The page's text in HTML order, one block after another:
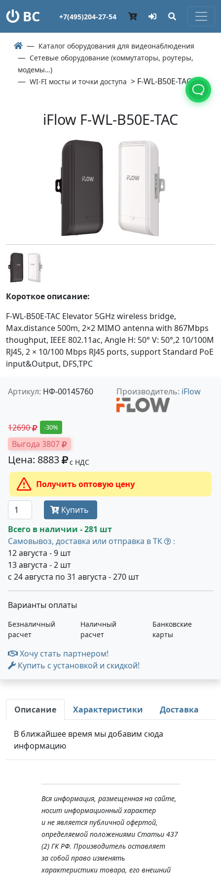
ВС +7(495)204-27-54
Каталог оборудования для видеонаблюдения
Сетевые оборудование (коммутаторы, роутеры,
модемы…)
WI-FI мосты и точки доступа > F-WL-B50E-TAC
iFlow F-WL-B50E-TAC
Короткое описание:
F-WL-B50E-TAC Elevator 5GHz wireless bridge,
Max.distance 500m, 2×2 MIMO antenna with 867Mbps
thoughput, IEEE 802.11ac, Angle H: 50° V: 50°,2 10/100M
RJ45, 2 × 10/100 Mbps RJ45 ports, support Standard PoE
input&Output, DFS,TPC
Артикул: НФ-00145760 Производитель: iFlow
12690 -30%
Выгода 3807
Цена: 8883 с НДС
Получить оптовую цену
Купить
Всего в наличии - 281 шт
Самовывоз, доставка или отправка в ТК
:
12 августа - 9 шт
13 августа - 2 шт
с 24 августа по 31 августа - 270 шт
Варианты оплаты
Безналичный
расчет
Наличный
расчет
Банковские
карты
Хочу стать партнером!
Купить с установкой и скидкой!
Описание Характеристики Доставка
В ближайшее время мы добавим сюда
информацию
Вся информация, размещенная на сайте,
носит информационный характер
и не является публичной офертой,
определяемой положениями Статьи 437
(2) ГК РФ. Производитель оставляет
за собой право изменять
характеристики товара, его внешний